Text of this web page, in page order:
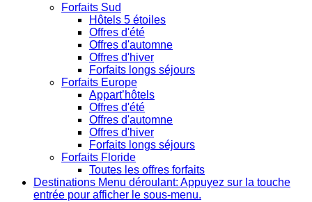
Forfaits Sud
Hôtels 5 étoiles
Offres d'été
Offres d'automne
Offres d'hiver
Forfaits longs séjours
Forfaits Europe
Appart’hôtels
Offres d'été
Offres d'automne
Offres d'hiver
Forfaits longs séjours
Forfaits Floride
Toutes les offres forfaits
Destinations Menu déroulant: Appuyez sur la touche
entrée pour afficher le sous-menu.